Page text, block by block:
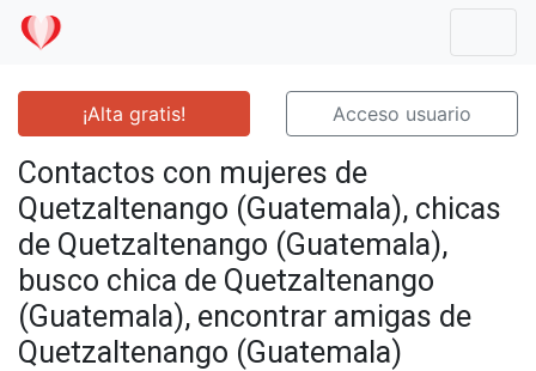
¡Alta gratis! Acceso usuario
Contactos con mujeres de
Quetzaltenango (Guatemala), chicas
de Quetzaltenango (Guatemala),
busco chica de Quetzaltenango
(Guatemala), encontrar amigas de
Quetzaltenango (Guatemala)